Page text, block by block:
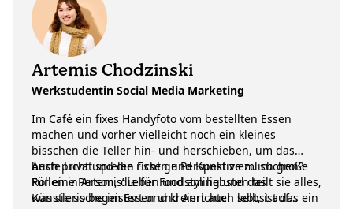
Artemis Chodzinski
Werkstudentin Social Media Marketing
Im Café ein fixes Handyfoto vom bestellten Essen
machen und vorher vielleicht noch ein kleines
bisschen die Teller hin- und herschieben, um das
beste Licht und die richtige Perspektive zu suchen?
Für eine Person, die für Foodstyling und das
Künstlerische im Essen und Anrichten lebt, ist das ein
Auch privat spielen Essen und Kunst ziemlich große
Rollen in Artemis’ Leben und am liebsten teilt sie alles,
was sie so begeistert und kreiert auch selbst auf